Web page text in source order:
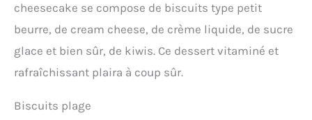
cheesecake se compose de biscuits type petit
beurre, de cream cheese, de crème liquide, de sucre
glace et bien sûr, de kiwis. Ce dessert vitaminé et
rafraîchissant plaira à coup sûr.
Biscuits plage